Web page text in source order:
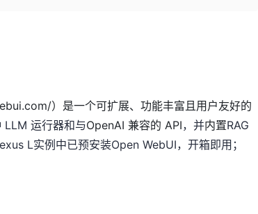
） 是一个可扩展、功能丰富且用户友好的
LLM 运行器和与OpenAI 兼容的 API，并内置RAG
L实例中已预安装Open WebUI，开箱即用；